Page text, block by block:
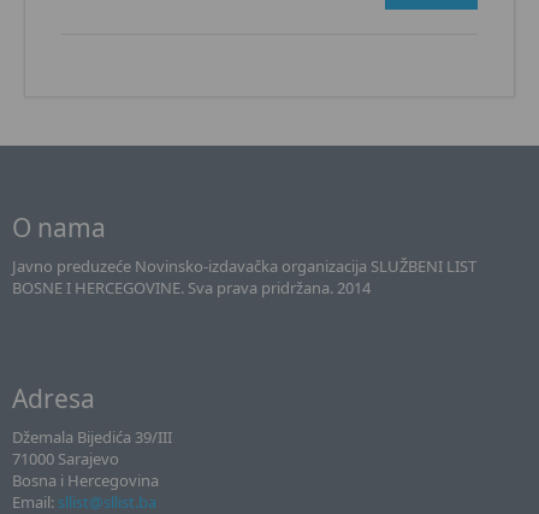
O nama
Javno preduzeće Novinsko-izdavačka organizacija SLUŽBENI LIST
BOSNE I HERCEGOVINE. Sva prava pridržana. 2014
Adresa
Džemala Bijedića 39/III
71000 Sarajevo
Bosna i Hercegovina
Email: sllist@sllist.ba